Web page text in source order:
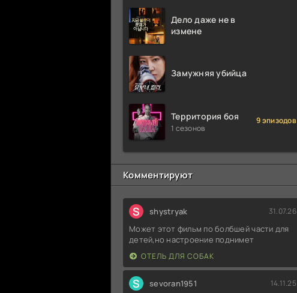
Дело даже не в
измене
Замужняя убийца
Территория боя
1 сезонов
9 эпизодов
Комментируют
S shystryak 31.07.26
Может этот фильм по болбшей части для
детей,но настроение поднимет
ОТЕЛЬ ДЛЯ СОБАК
S sevoran1951 14.11.25